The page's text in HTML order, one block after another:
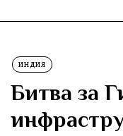
ИНДИЯ
Битва за